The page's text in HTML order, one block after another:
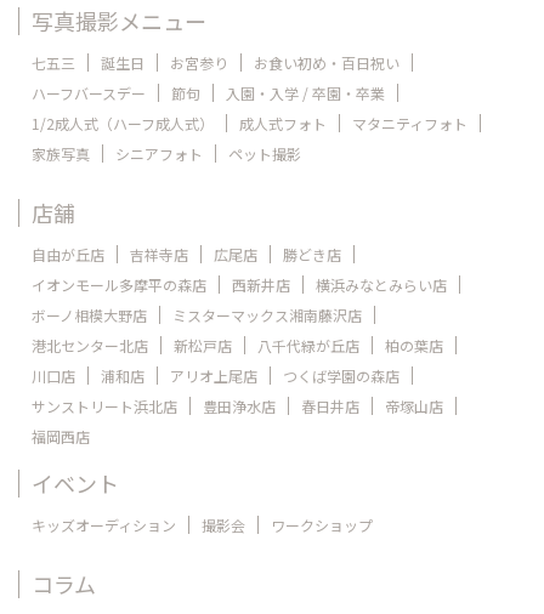
写真撮影メニュー
七五三 誕生日 お宮参り
お食い初め・百日祝い
ハーフバースデー
節句
入園・入学 / 卒園・卒業
1/2成人式（ハーフ成人式）
成人式フォト
マタニティフォト
家族写真
シニアフォト ペット撮影
店舗
自由が丘店 吉祥寺店 広尾店
勝どき店
イオンモール多摩平の森店
西新井店
横浜みなとみらい店
ボーノ相模大野店
ミスターマックス湘南藤沢店
港北センター北店
新松戸店 八千代緑が丘店
柏の葉店
川口店
浦和店 アリオ上尾店
つくば学園の森店
サンストリート浜北店
豊田浄水店 春日井店
帝塚山店
福岡西店
イベント
キッズオーディション 撮影会 ワークショップ
コラム